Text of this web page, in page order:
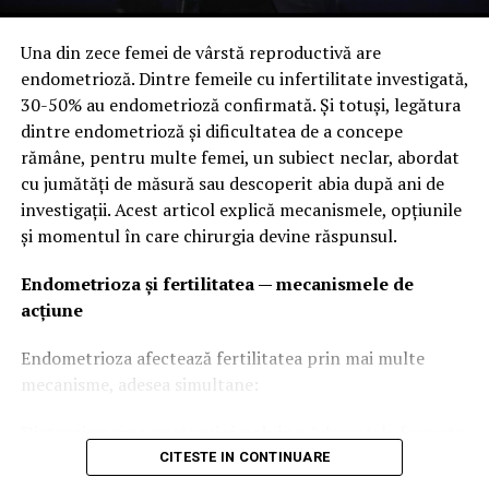
Cum să te asiguri că sănătatea familiei tale este pusă la
adăpost? Ia hotărârile potrivite la momentul potrivit!
Valea Prahovei – un traseu clasic, dar mereu
spectaculos
Drumul dintre București și Brașov este unul dintre cele
mai circulate din țară, dar și unul dintre cele mai
frumoase.
Pe traseu poți opri în Sinaia pentru a vizita Castelul
Peleș sau în Bușteni pentru o plimbare la poalele
munților. Chiar dacă în sezonul de vacanță poate fi
un weekend.
impresionante drumuri montane
spectaculoși și curbe care transformă fiecare kilometru
într-o experiență aparte.
Una din zece femei de vârstă reproductivă are
endometrioză. Dintre femeile cu infertilitate investigată,
30-50% au endometrioză confirmată. Și totuși, legătura
dintre endometrioză și dificultatea de a concepe
rămâne, pentru multe femei, un subiect neclar, abordat
cu jumătăți de măsură sau descoperit abia după ani de
investigații. Acest articol explică mecanismele, opțiunile
și momentul în care chirurgia devine răspunsul.
Endometrioza și fertilitatea — mecanismele de
acțiune
Endometrioza afectează fertilitatea prin mai multe
mecanisme, adesea simultane:
de leziunile de endometrioză pot lipi ovarele de uter sau
CITESTE IN CONTINUARE